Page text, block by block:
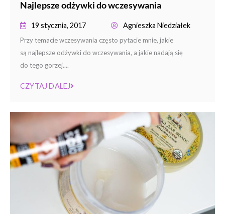
Najlepsze odżywki do wczesywania
19 stycznia, 2017 Agnieszka Niedziałek
Przy temacie wczesywania często pytacie mnie, jakie
są najlepsze odżywki do wczesywania, a jakie nadają się
do tego gorzej....
CZYTAJ DALEJ